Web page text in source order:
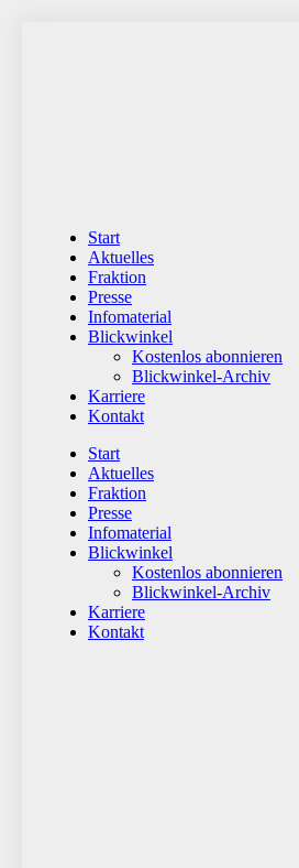
Start
Aktuelles
Fraktion
Presse
Infomaterial
Blickwinkel
Kostenlos abonnieren
Blickwinkel-Archiv
Karriere
Kontakt
Start
Aktuelles
Fraktion
Presse
Infomaterial
Blickwinkel
Kostenlos abonnieren
Blickwinkel-Archiv
Karriere
Kontakt